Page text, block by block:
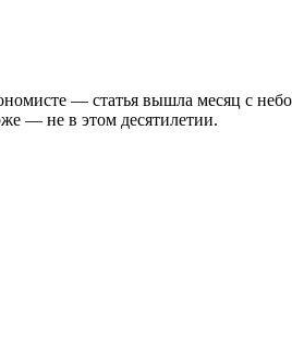
— статья вышла месяц с
— не в этом десятилетии.